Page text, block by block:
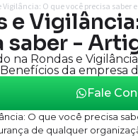
Vigilância: O que você precisa saber
e
saber -
na Rondas e
da empresa
Fale
O que você precisa
de qualquer